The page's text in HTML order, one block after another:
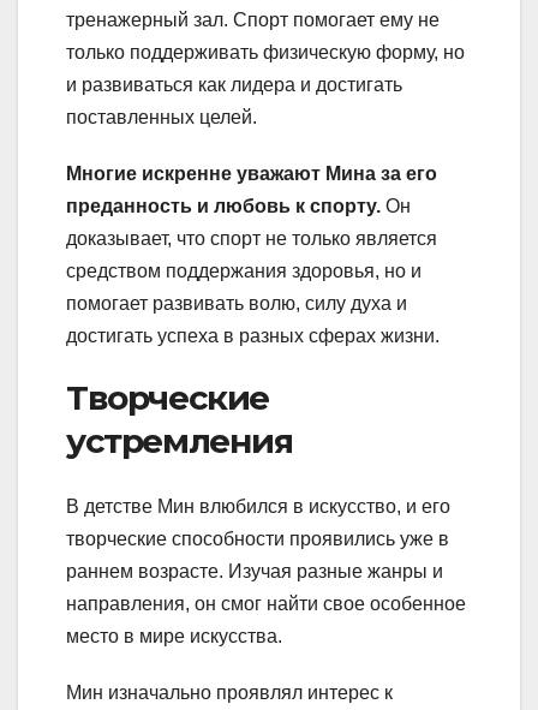
тренажерный зал. Спорт помогает ему не
только поддерживать физическую форму, но
и развиваться как лидера и достигать
поставленных целей.
Многие искренне уважают Мина за его
преданность и любовь к спорту. Он
доказывает, что спорт не только является
средством поддержания здоровья, но и
помогает развивать волю, силу духа и
достигать успеха в разных сферах жизни.
Творческие
устремления
В детстве Мин влюбился в искусство, и его
творческие способности проявились уже в
раннем возрасте. Изучая разные жанры и
направления, он смог найти свое особенное
место в мире искусства.
Мин изначально проявлял интерес к